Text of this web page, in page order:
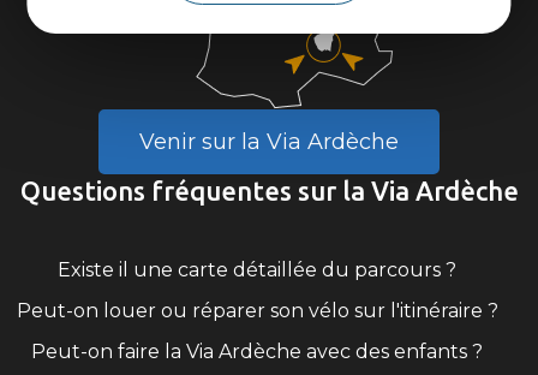
Venir sur la Via Ardèche
Questions fréquentes sur la Via Ardèche
Existe il une carte détaillée du parcours ?
Peut-on louer ou réparer son vélo sur l'itinéraire ?
Peut-on faire la Via Ardèche avec des enfants ?